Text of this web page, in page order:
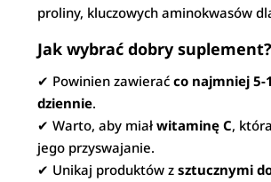
proliny, kluczowych aminokwasów
Jak wybrać dobry suplement?
✔ Powinien zawieraćco najmniej 5-
dziennie.
✔ Warto, aby miałwitaminę C,
jego przyswajanie.
✔ Unikaj produktów zsztucznymi